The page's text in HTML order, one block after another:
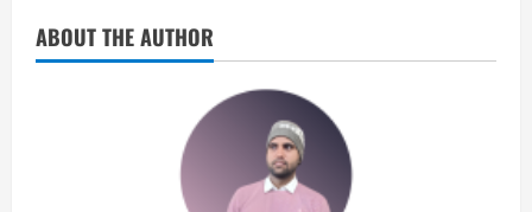
ABOUT THE AUTHOR